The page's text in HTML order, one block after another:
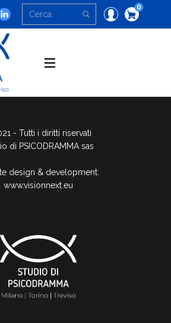
0
- Tutti i diritti riservati
di PSICODRAMMA sas
design & development:
www.visionnext.eu